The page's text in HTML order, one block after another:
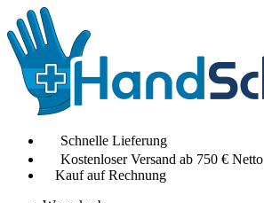
Schnelle Lieferung
Kostenloser Versand ab 750 € Netto
Kauf auf Rechnung